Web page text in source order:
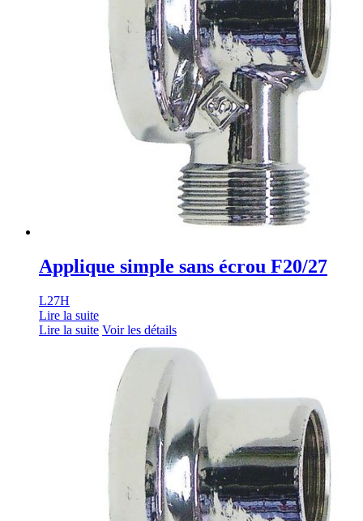
Applique simple sans écrou F20/27
L27H
Lire la suite
Lire la suite Voir les détails